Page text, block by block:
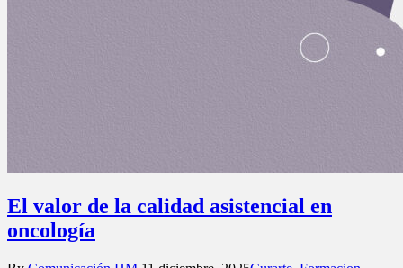
El valor de la calidad asistencial en
oncología